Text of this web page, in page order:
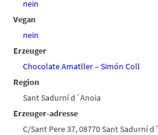
nein
Vegan
nein
Erzeuger
Chocolate Amatller – Simón Coll
Region
Sant Sadurní d´Anoia
Erzeuger-adresse
C/Sant Pere 37, 08770 Sant Sadurní